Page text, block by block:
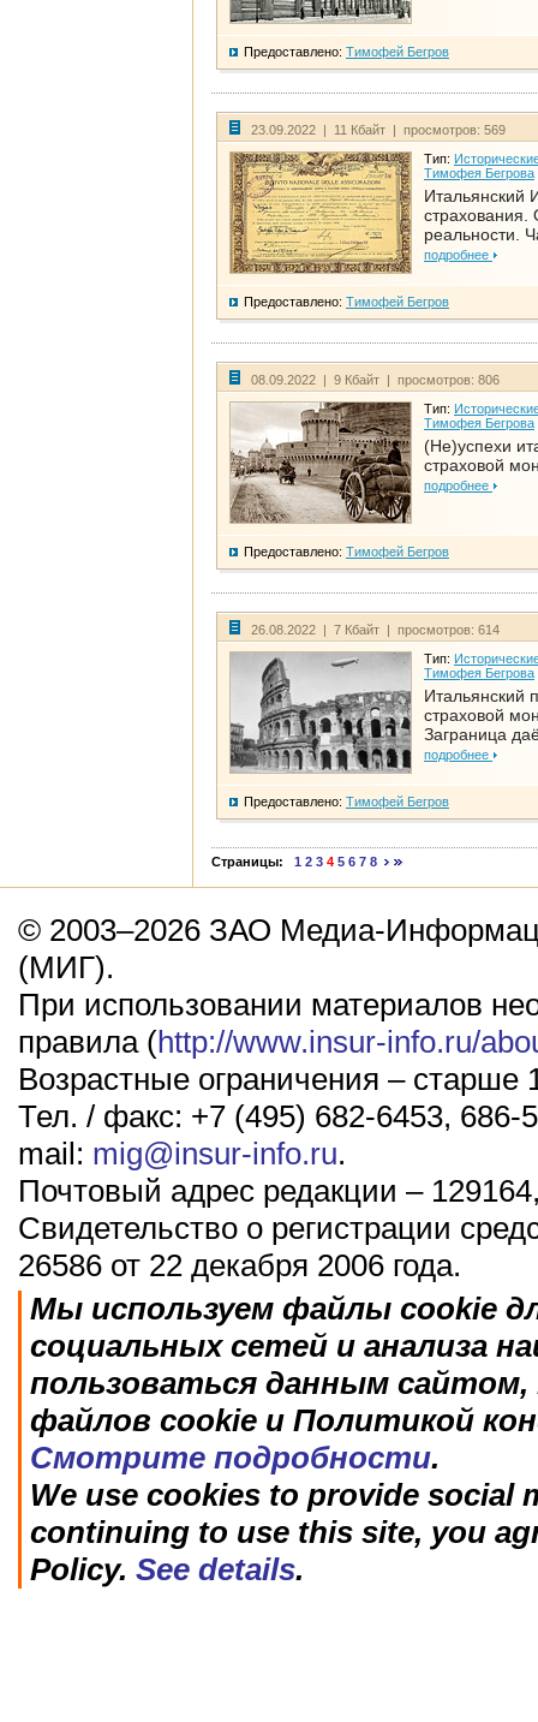
Предоставлено: Тимофей Бегров
23.09.2022 | 11 Кбайт | просмотров: 569
Тип:
Тимофея Бегрова
Итальянский
страхования.
реальности.
подробнее
Предоставлено: Тимофей Бегров
08.09.2022 | 9 Кбайт | просмотров: 806
Тип:
Тимофея Бегрова
(Не)успехи
страховой
подробнее
Предоставлено: Тимофей Бегров
26.08.2022 | 7 Кбайт | просмотров: 614
Тип:
Тимофея Бегрова
Итальянский
страховой
Заграница
подробнее
Предоставлено: Тимофей Бегров
Страницы: 1 2 3 4 5 6 7 8
© 2003–2026 ЗАО Медиа-
(МИГ).
При использовании материалов
правила (http://www.insur-info.ru/
Возрастные ограничения – старше
Тел. / факс: +7 (495) 682-6453, 686-
mail: mig@insur-info.ru.
Почтовый адрес редакции –
Свидетельство о регистрации
26586 от 22 декабря 2006 года.
Мы используем файлы cookie
социальных сетей и анализа
пользоваться данным
файлов cookie и Политикой
Смотрите подробности.
We use cookies to provide social
continuing to use this site, you
Policy. See details.